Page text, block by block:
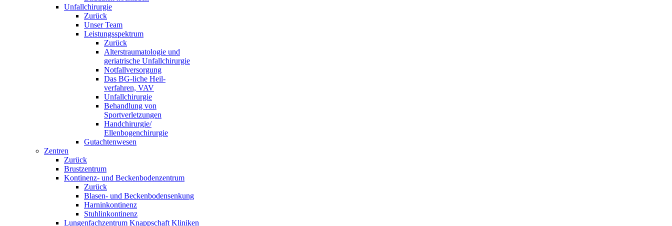
Unfallchirurgie
Zurück
Unser Team
Leistungsspektrum
Zurück
Alterstraumatologie und
geriatrische Unfallchirurgie
Notfallversorgung
Das BG-liche Heil-
verfahren, VAV
Unfallchirurgie
Behandlung von
Sportverletzungen
Handchirurgie/
Ellenbogenchirurgie
Gutachtenwesen
Zentren
Zurück
Brustzentrum
Kontinenz- und Beckenbodenzentrum
Zurück
Blasen- und Beckenbodensenkung
Harninkontinenz
Stuhlinkontinenz
Lungenfachzentrum Knappschaft Kliniken